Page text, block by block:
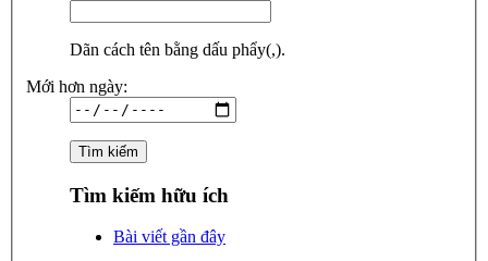
Dãn cách tên bằng dấu phẩy(,).
Mới hơn ngày:
Tìm kiếm hữu ích
Bài viết gần đây